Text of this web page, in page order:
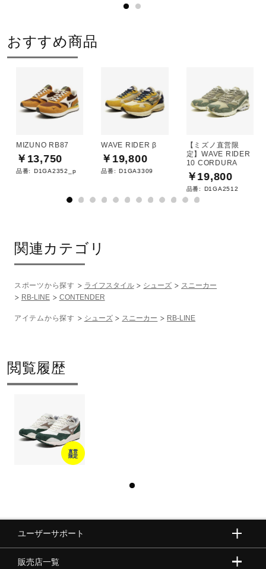
おすすめ商品
MIZUNO RB87
￥13,750
品番: D1GA2352_p
WAVE RIDER β
￥19,800
品番: D1GA3309
【ミズノ直営限
定】WAVE RIDER
10 CORDURA
￥19,800
品番: D1GA2512
関連カテゴリ
スポーツから探す ライフスタイル シューズ
スニーカー
RB-LINE
CONTENDER
アイテムから探す シューズ スニーカー RB-LINE
閲覧履歴
直営
限定
ユーザーサポート
販売店一覧